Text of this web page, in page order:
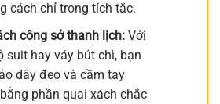
cách chỉ trong tích tắc.
công sở thanh lịch:Với
suit hay váy bút chì, bạn
dây đeo và cầm tay
phần quai xách chắc